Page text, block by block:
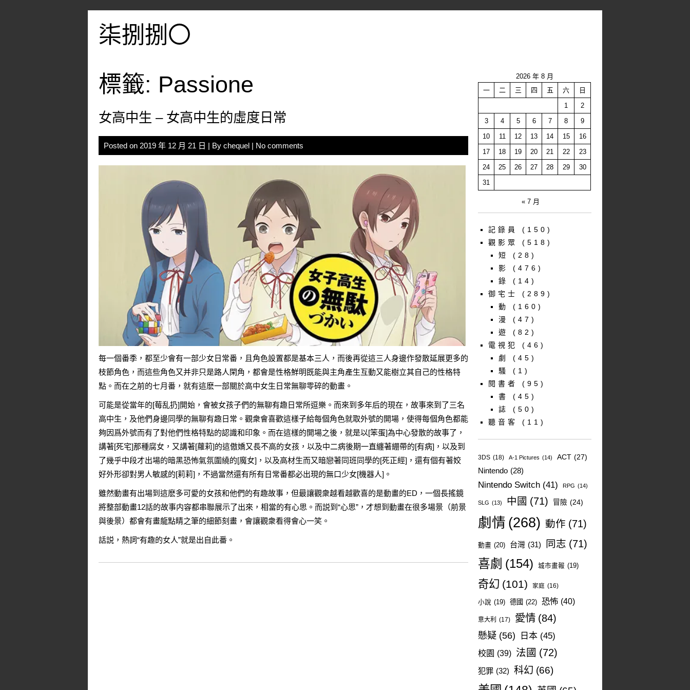
柒捌捌〇
標籤: Passione
女高中生 – 女高中生的虛度日常
Posted on 2019 年 12 月 21 日 | By chequel | No comments
每一個番季，都至少會有一部少女日常番，且角色設置都是基本三人，而後再從這三人身邊作發散延展更多的
枝節角色，而這些角色又并非只是路人閑角，都會是性格鮮明既能與主角產生互動又能樹立其自己的性格特
點。而在之前的七月番，就有這麽一部關於高中女生日常無聊零碎的動畫。
可能是從當年的[莓乱扔]開始，會被女孩子們的無聊有趣日常所逗樂。而來到多年后的現在，故事來到了三名
高中生，及他們身邊同學的無聊有趣日常。觀衆會喜歡這樣子給每個角色就取外號的開場，使得每個角色都能
夠因爲外號而有了對他們性格特點的認識和印象。而在這樣的開場之後，就是以[笨蛋]為中心發散的故事了，
講著[死宅]那種腐女，又講著[蘿莉]的這傲嬌又長不高的女孩，以及中二病後期一直纏著綳帶的[有病]，以及到
了幾乎中段才出場的暗黑恐怖氣氛圍繞的[魔女]，以及高材生而又暗戀著同班同學的[死正經]，還有個有著姣
好外形卻對男人敏感的[莉莉]，不過當然還有所有日常番都必出現的無口少女[機器人]。
雖然動畫有出場到這麽多可愛的女孩和他們的有趣故事，但最讓觀衆越看越歡喜的是動畫的ED，一個長搖鏡
將整部動畫12話的故事内容都串聯展示了出來，相當的有心思。而説到“心思”，才想到動畫在很多場景（前景
與後景）都會有畫龍點睛之筆的細節刻畫，會讓觀衆看得會心一笑。
話説，熱詞“有趣的女人”就是出自此番。
2026 年 8 月
一
二 三 四 五 六
日
1
2
3
4 5 6 7 8
9
10
11 12 13 14 15
16
17
18 19 20 21 22
23
24
25 26 27 28 29
30
31
« 7 月
記錄員
(150)
觀影眾
(518)
短
(28)
影
(476)
錄
(14)
御宅士
(289)
動
(160)
漫
(47)
遊
(82)
電視犯
(46)
劇
(45)
騷
(1)
閱書者
(95)
書
(45)
誌
(50)
聽音客
(11)
3DS (18) A-1 Pictures (14) ACT (27)
Nintendo (28)
Nintendo Switch (41) RPG (14)
SLG (13) 中國 (71) 冒險 (24)
劇情 (268) 動作 (71)
動畫 (20) 台灣 (31) 同志 (71)
喜劇 (154) 城市畫報 (19)
奇幻 (101) 家庭 (16)
小說 (19) 德國 (22) 恐怖 (40)
意大利 (17) 愛情 (84)
懸疑 (56) 日本 (45)
校園 (39) 法國 (72)
犯罪 (32) 科幻 (66)